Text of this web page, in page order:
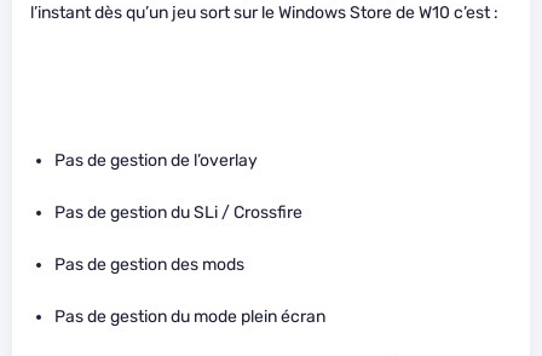
l’instant dès qu’un jeu sort sur le Windows Store de W10 c’est :
Pas de gestion de l’overlay
Pas de gestion du SLi / Crossfire
Pas de gestion des mods
Pas de gestion du mode plein écran